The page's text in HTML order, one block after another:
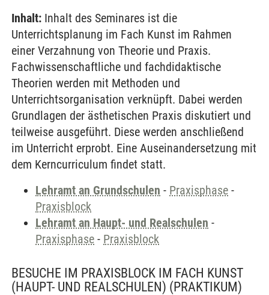
Inhalt: Inhalt des Seminares ist die
Unterrichtsplanung im Fach Kunst im Rahmen
einer Verzahnung von Theorie und Praxis.
Fachwissenschaftliche und fachdidaktische
Theorien werden mit Methoden und
Unterrichtsorganisation verknüpft. Dabei werden
Grundlagen der ästhetischen Praxis diskutiert und
teilweise ausgeführt. Diese werden anschließend
im Unterricht erprobt. Eine Auseinandersetzung mit
dem Kerncurriculum findet statt.
Lehramt an Grundschulen - Praxisphase -
Praxisblock
Lehramt an Haupt- und Realschulen -
Praxisphase - Praxisblock
BESUCHE IM PRAXISBLOCK IM FACH KUNST
(HAUPT- UND REALSCHULEN) (PRAKTIKUM)